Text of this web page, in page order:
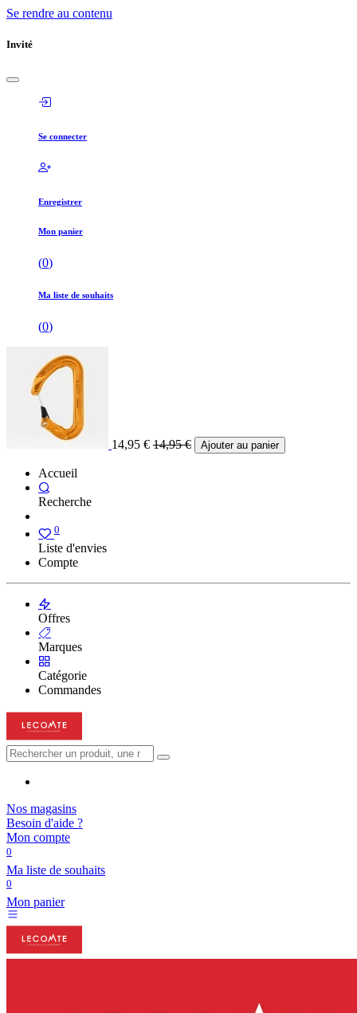
Se rendre au contenu
Invité
Se connecter
Enregistrer
Mon panier
(0)
Ma liste de souhaits
(0)
14,95 € 14,95€ Ajouter au panier
Accueil
Recherche
0
Liste d'envies
Compte
Offres
Marques
Catégorie
Commandes
Nos magasins
Besoin d'aide ?
Mon compte
0
Ma liste de souhaits
0
Mon panier